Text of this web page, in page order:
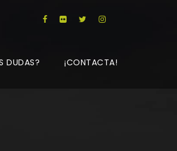
DUDAS? ¡CONTACTA!